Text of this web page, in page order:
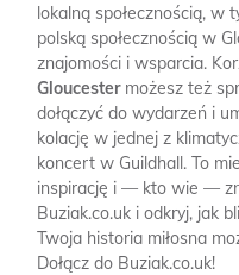
lokalną społecznością, w
polską społecznością w
znajomości i wsparcia.
Gloucestermożesz też
dołączyć do wydarzeń i
kolację w jednej z
koncert w Guildhall. To
inspirację i — kto wie —
Buziak.co.uk i odkryj, jak
Twoja historia miłosna
Dołącz do Buziak.co.uk!